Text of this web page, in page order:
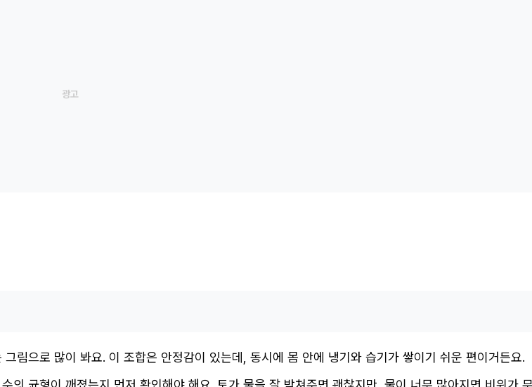
림으로 많이 봐요. 이 조합은 안정감이 있는데, 동시에 몸 안에 냉기와 습기가 쌓이기 쉬운 편이거든요.